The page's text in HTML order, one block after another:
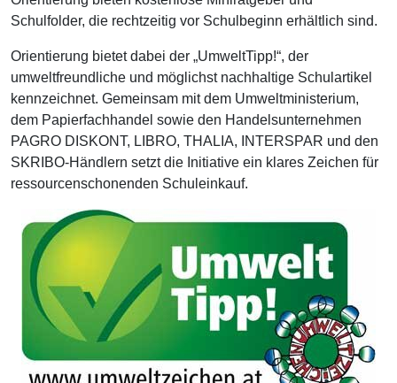
Schulfolder, die rechtzeitig vor Schulbeginn erhältlich sind.
Orientierung bietet dabei der „UmweltTipp!“, der
umweltfreundliche und möglichst nachhaltige Schulartikel
kennzeichnet. Gemeinsam mit dem Umweltministerium,
dem Papierfachhandel sowie den Handelsunternehmen
PAGRO DISKONT, LIBRO, THALIA, INTERSPAR und den
SKRIBO-Händlern setzt die Initiative ein klares Zeichen für
ressourcenschonenden Schuleinkauf.